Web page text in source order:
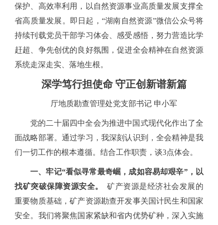
保护、高效率利用，以自然资源事业高质量发展支撑全
省高质量发展。即日起， “湖南自然资源”微信公众号将
持续刊载党员干部学习体会、感受感悟，努力营造比学
赶超、争先创优的良好氛围，促进全会精神在自然资源
系统走深走实、落地生根。
深学笃行担使命 守正创新谱新篇
厅地质勘查管理处党支部书记 申小军
党的二十届四中全会为推进中国式现代化作出了全
面战略部署。通过学习，我深刻认识到，全会精神是我
们一切工作的根本遵循。结合工作职责，谈3点体会。
一、牢记“看似寻常最奇崛，成如容易却艰辛”，以
找矿突破保障资源安全。
矿产资源是经济社会发展的
重要物质基础，矿产资源勘查开发事关国计民生和国家
安全。我们将聚焦国家紧缺和省内优势矿种，深入实施